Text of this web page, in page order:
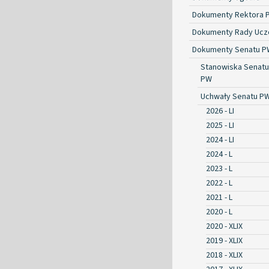
Dokumenty Rektora
Dokumenty Rady
Dokumenty Senatu
Stanowiska Senatu
PW
Uchwały Senatu
2026 - LI
2025 - LI
2024 - LI
2024 - L
2023 - L
2022 - L
2021 - L
2020 - L
2020 - XLIX
2019 - XLIX
2018 - XLIX